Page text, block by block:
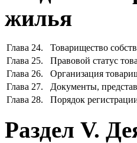
жилья
Глава 24.
Товарищество
Глава 25.
Правовой статус
Глава 26.
Организация
Глава 27.
Документы,
Глава 28.
Порядок
Раздел V.